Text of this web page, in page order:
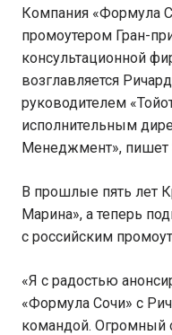
Компания «Формула
промоутером Гран-
консультационной
возглавляется
руководителем
исполнительным
Менеджмент», пишет
В прошлые пять лет
Марина», а теперь
с российским
«Я с радостью
«Формула Сочи» с
командой.